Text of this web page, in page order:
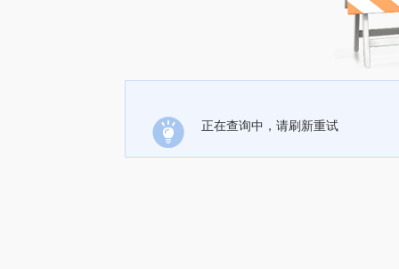
正在查询中，请刷新重试